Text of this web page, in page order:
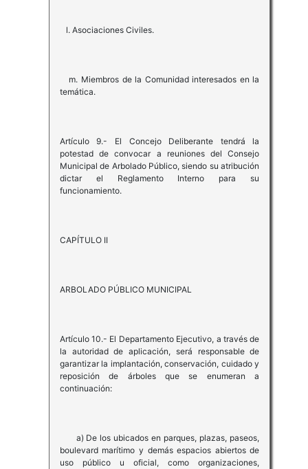
l. Asociaciones Civiles.
m. Miembros de la Comunidad interesados en la
temática.
Artículo 9.- El Concejo Deliberante tendrá la
potestad de convocar a reuniones del Consejo
Municipal de Arbolado Público, siendo su atribución
dictar el Reglamento Interno para su
funcionamiento.
CAPÍTULO II
ARBOLADO PÚBLICO MUNICIPAL
Artículo 10.- El Departamento Ejecutivo, a través de
la autoridad de aplicación, será responsable de
garantizar la implantación, conservación, cuidado y
reposición de árboles que se enumeran a
continuación:
a) De los ubicados en parques, plazas, paseos,
boulevard marítimo y demás espacios abiertos de
uso público u oficial, como organizaciones,